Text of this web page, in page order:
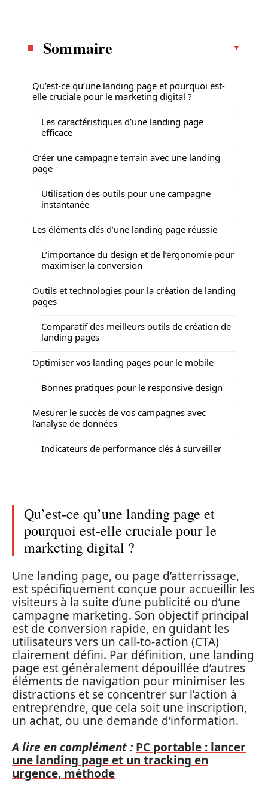
Sommaire
Qu’est-ce qu’une landing page et pourquoi est-
elle cruciale pour le marketing digital ?
Les caractéristiques d’une landing page
efficace
Créer une campagne terrain avec une landing
page
Utilisation des outils pour une campagne
instantanée
Les éléments clés d’une landing page réussie
L’importance du design et de l’ergonomie pour
maximiser la conversion
Outils et technologies pour la création de landing
pages
Comparatif des meilleurs outils de création de
landing pages
Optimiser vos landing pages pour le mobile
Bonnes pratiques pour le responsive design
Mesurer le succès de vos campagnes avec
l’analyse de données
Indicateurs de performance clés à surveiller
Qu’est-ce qu’une landing page et
pourquoi est-elle cruciale pour le
marketing digital ?
Une landing page, ou page d’atterrissage,
est spécifiquement conçue pour accueillir les
visiteurs à la suite d’une publicité ou d’une
campagne marketing. Son objectif principal
est de conversion rapide, en guidant les
utilisateurs vers un call-to-action (CTA)
clairement défini. Par définition, une landing
page est généralement dépouillée d’autres
éléments de navigation pour minimiser les
distractions et se concentrer sur l’action à
entreprendre, que cela soit une inscription,
un achat, ou une demande d’information.
A lire en complément : PC portable : lancer
une landing page et un tracking en
urgence, méthode